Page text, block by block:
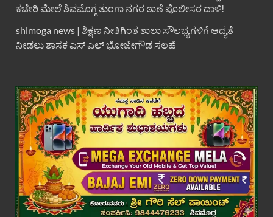
ಕಚೇರಿ ಮೇಲೆ ಶಿವಮೊಗ್ಗ ತುಂಗಾ ನಗರ ಠಾಣೆ ಪೊಲೀಸರ ದಾಳಿ!
shimoga news | ಶಿಕ್ಷಣ ನೀತಿಗಿಂತ ಶಾಲಾ ಸೌಲಭ್ಯಗಳಿಗೆ ಆದ್ಯತೆ
ನೀಡಲು ಶಾಸಕ ಎಸ್ ಎಲ್ ಭೋಜೇಗೌಡ ಸಲಹೆ